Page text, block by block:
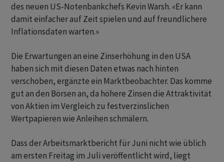
des neuen US-Notenbankchefs Kevin Warsh. «Er kann
damit einfacher auf Zeit spielen und auf freundlichere
Inflationsdaten warten.»
Die Erwartungen an eine Zinserhöhung in den USA
haben sich mit diesen Daten etwas nach hinten
verschoben, ergänzte ein Marktbeobachter. Das komme
gut an den Börsen an, da höhere Zinsen die Attraktivität
von Aktien im Vergleich zu festverzinslichen
Wertpapieren wie Anleihen schmälern.
Dass der Arbeitsmarktbericht für Juni nicht wie üblich
am ersten Freitag im Juli veröffentlicht wird, liegt